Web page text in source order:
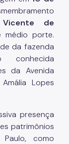
Vicente de
médio porte.
da fazenda
conhecida
da Avenida
Lopes
presença
patrimônios
como